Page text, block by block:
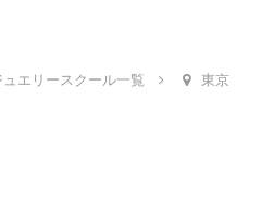
エリースクール一覧
東京